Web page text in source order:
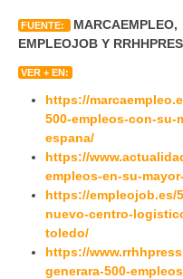
FUENTE:
EMPLEOJOB Y
VER + EN:
https://
500-empleos-con-
espana/
https://
empleos-en-su-
https://empleojob.es/
nuevo-centro-
toledo/
https://
generara-500-